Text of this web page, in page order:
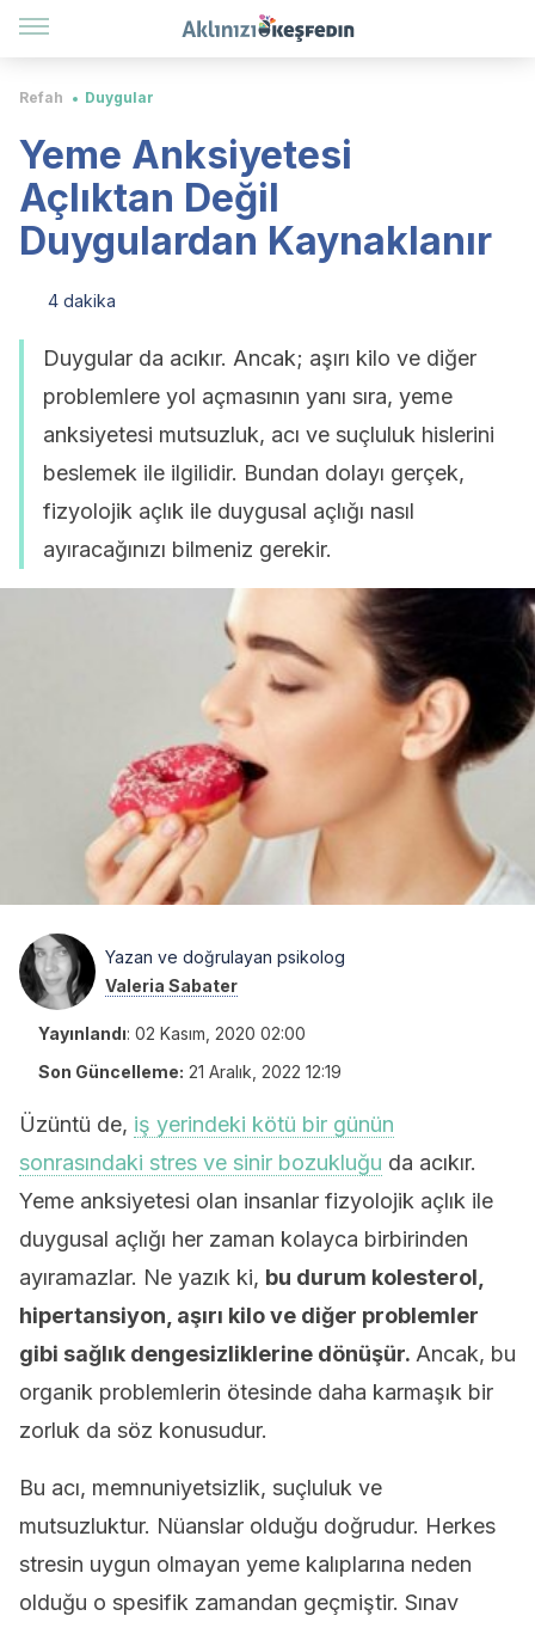
Refah Duygular
Yeme Anksiyetesi
Açlıktan Değil
Duygulardan Kaynaklanır
4 dakika
Duygular da acıkır. Ancak; aşırı kilo ve diğer
problemlere yol açmasının yanı sıra, yeme
anksiyetesi mutsuzluk, acı ve suçluluk hislerini
beslemek ile ilgilidir. Bundan dolayı gerçek,
fizyolojik açlık ile duygusal açlığı nasıl
ayıracağınızı bilmeniz gerekir.
Yazan ve doğrulayan psikolog
Valeria Sabater
Yayınlandı: 02 Kasım, 2020 02:00
Son Güncelleme: 21 Aralık, 2022 12:19
Üzüntü de, iş yerindeki kötü bir günün
sonrasındaki stres ve sinir bozukluğu da acıkır.
Yeme anksiyetesi olan insanlar fizyolojik açlık ile
duygusal açlığı her zaman kolayca birbirinden
ayıramazlar. Ne yazık ki, bu durum kolesterol,
hipertansiyon, aşırı kilo ve diğer problemler
gibi sağlık dengesizliklerine dönüşür. Ancak, bu
organik problemlerin ötesinde daha karmaşık bir
zorluk da söz konusudur.
Bu acı, memnuniyetsizlik, suçluluk ve
mutsuzluktur. Nüanslar olduğu doğrudur. Herkes
stresin uygun olmayan yeme kalıplarına neden
olduğu o spesifik zamandan geçmiştir. Sınav